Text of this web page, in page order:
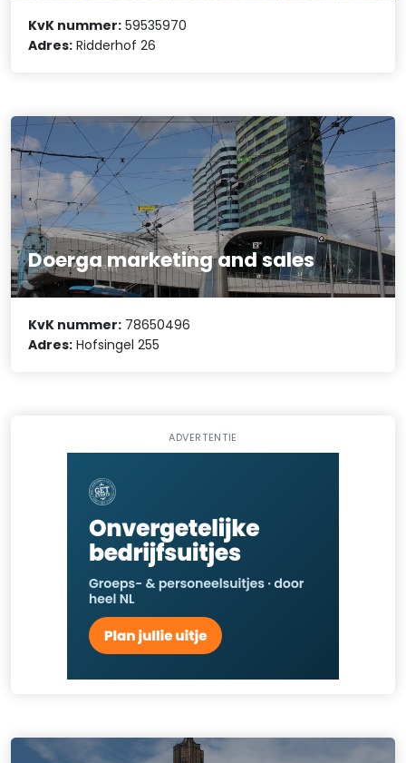
KvK nummer: 59535970
Adres: Ridderhof 26
Doerga marketing and sales
KvK nummer: 78650496
Adres: Hofsingel 255
ADVERTENTIE